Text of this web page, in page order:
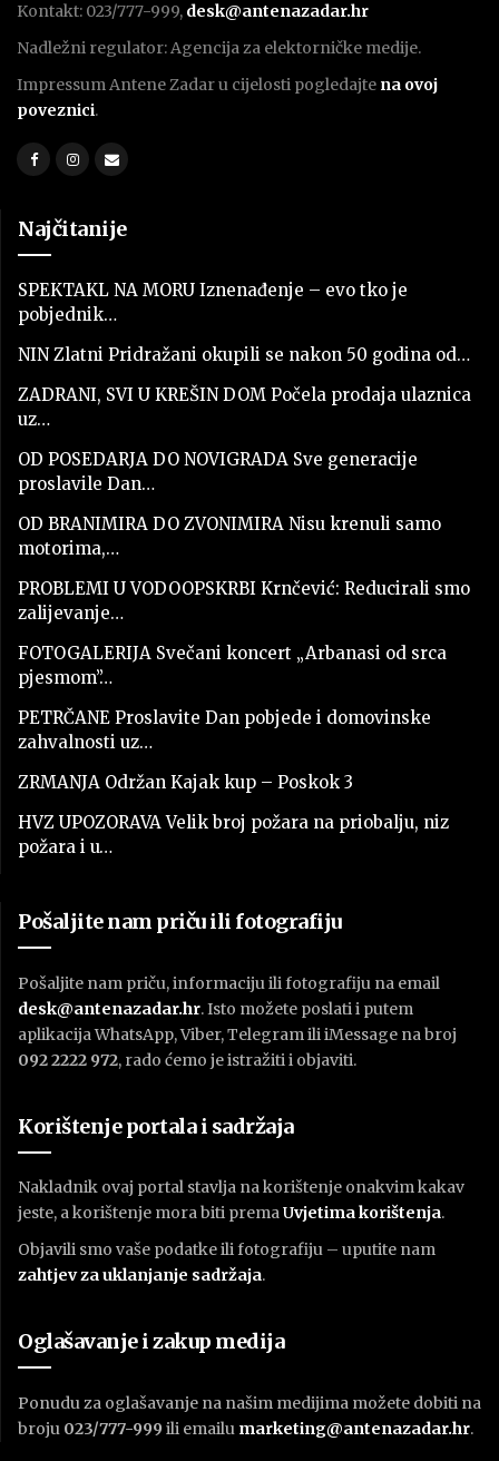
Kontakt: 023/777-999, desk@antenazadar.hr
Nadležni regulator: Agencija za elektorničke medije.
Impressum Antene Zadar u cijelosti pogledajte na ovoj
poveznici.
Najčitanije
SPEKTAKL NA MORU Iznenađenje – evo tko je
pobjednik…
NIN Zlatni Pridražani okupili se nakon 50 godina od…
ZADRANI, SVI U KREŠIN DOM Počela prodaja ulaznica
uz…
OD POSEDARJA DO NOVIGRADA Sve generacije
proslavile Dan…
OD BRANIMIRA DO ZVONIMIRA Nisu krenuli samo
motorima,…
PROBLEMI U VODOOPSKRBI Krnčević: Reducirali smo
zalijevanje…
FOTOGALERIJA Svečani koncert „Arbanasi od srca
pjesmom”…
PETRČANE Proslavite Dan pobjede i domovinske
zahvalnosti uz…
ZRMANJA Održan Kajak kup – Poskok 3
HVZ UPOZORAVA Velik broj požara na priobalju, niz
požara i u…
Pošaljite nam priču ili fotografiju
Pošaljite nam priču, informaciju ili fotografiju na email
desk@antenazadar.hr. Isto možete poslati i putem
aplikacija WhatsApp, Viber, Telegram ili iMessage na broj
092 2222 972, rado ćemo je istražiti i objaviti.
Korištenje portala i sadržaja
Nakladnik ovaj portal stavlja na korištenje onakvim kakav
jeste, a korištenje mora biti premaUvjetima korištenja.
Objavili smo vaše podatke ili fotografiju – uputite nam
zahtjev za uklanjanje sadržaja.
Oglašavanje i zakup medija
Ponudu za oglašavanje na našim medijima možete dobiti na
broju 023/777-999 ili emailu marketing@antenazadar.hr.